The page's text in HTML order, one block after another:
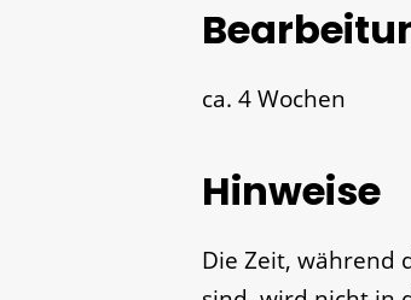
ca. 4 Wochen
Hinweise
Die Zeit, während